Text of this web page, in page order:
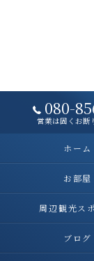
080-
営業は固くお断
ホーム
お部屋
周辺観光ス
ブログ